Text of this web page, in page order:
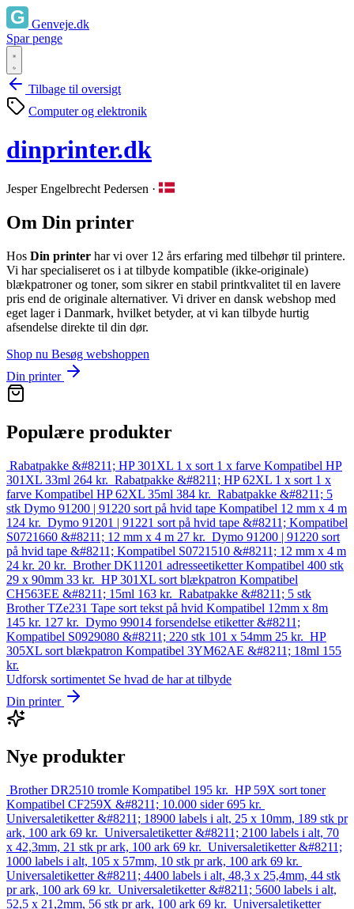
Genveje.dk
Spar penge
Tilbage til oversigt
Computer og elektronik
dinprinter.dk
Jesper Engelbrecht Pedersen ·
Om Din printer
Hos Din printer har vi over 12 års erfaring med tilbehør til printere.
Vi har specialiseret os i at tilbyde kompatible (ikke-originale)
blækpatroner og toner, som sikrer en stabil printkvalitet til en lavere
pris end de originale alternativer. Vi driver en dansk webshop med
eget lager i Danmark, hvilket betyder, at vi kan tilbyde hurtig
afsendelse direkte til din dør.
Shop nu Besøg webshoppen
Din printer
Populære produkter
Rabatpakke &#8211; HP 301XL 1 x sort 1 x farve Kompatibel HP
301XL 33ml 264 kr. Rabatpakke &#8211; HP 62XL 1 x sort 1 x
farve Kompatibel HP 62XL 35ml 384 kr. Rabatpakke &#8211; 5
stk Dymo 91200 | 91220 sort på hvid tape Kompatibel 12 mm x 4 m
124 kr. Dymo 91201 | 91221 sort på hvid tape &#8211; Kompatibel
S0721660 &#8211; 12 mm x 4 m 27 kr. Dymo 91200 | 91220 sort
på hvid tape &#8211; Kompatibel S0721510 &#8211; 12 mm x 4 m
24 kr. 20 kr. Brother DK11201 adresseetiketter Kompatibel 400 stk
29 x 90mm 33 kr. HP 301XL sort blækpatron Kompatibel
CH563EE &#8211; 15ml 163 kr. Rabatpakke &#8211; 5 stk
Brother TZe231 Tape sort tekst på hvid Kompatibel 12mm x 8m
145 kr. 127 kr. Dymo 99014 forsendelse etiketter &#8211;
Kompatibel S0929080 &#8211; 220 stk 101 x 54mm 25 kr. HP
305XL sort blækpatron Kompatibel 3YM62AE &#8211; 18ml 155
kr.
Udforsk sortimentet Se hvad de har at tilbyde
Din printer
Nye produkter
Brother DR2510 tromle Kompatibel 195 kr. HP 59X sort toner
Kompatibel CF259X &#8211; 10.000 sider695 kr.
Universaletiketter &#8211; 18900 labels i alt, 25 x 10mm, 189 stk pr
ark, 100 ark 69 kr. Universaletiketter &#8211; 2100 labels i alt, 70
x 42,3mm, 21 stk pr ark, 100 ark 69 kr. Universaletiketter &#8211;
1000 labels i alt, 105 x 57mm, 10 stk pr ark, 100 ark 69 kr.
Universaletiketter &#8211; 4400 labels i alt, 48,3 x 25,4mm, 44 stk
pr ark, 100 ark 69 kr. Universaletiketter &#8211; 5600 labels i alt,
52,5 x 21,2mm, 56 stk pr ark, 100 ark 69 kr. Universaletiketter